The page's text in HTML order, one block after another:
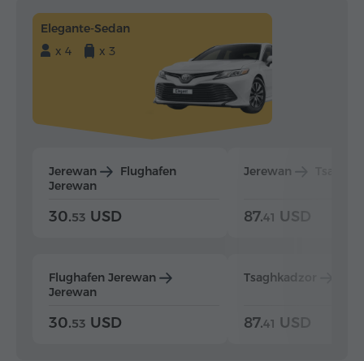
Elegante-Sedan
x 4
x 3
Jerewan
Flughafen
Jerewan
30.53 USD
Flughafen Jerewan
Jerewan
30.53 USD
Jerewan
87.41 USD
Tsaghkadzor
87.41 USD